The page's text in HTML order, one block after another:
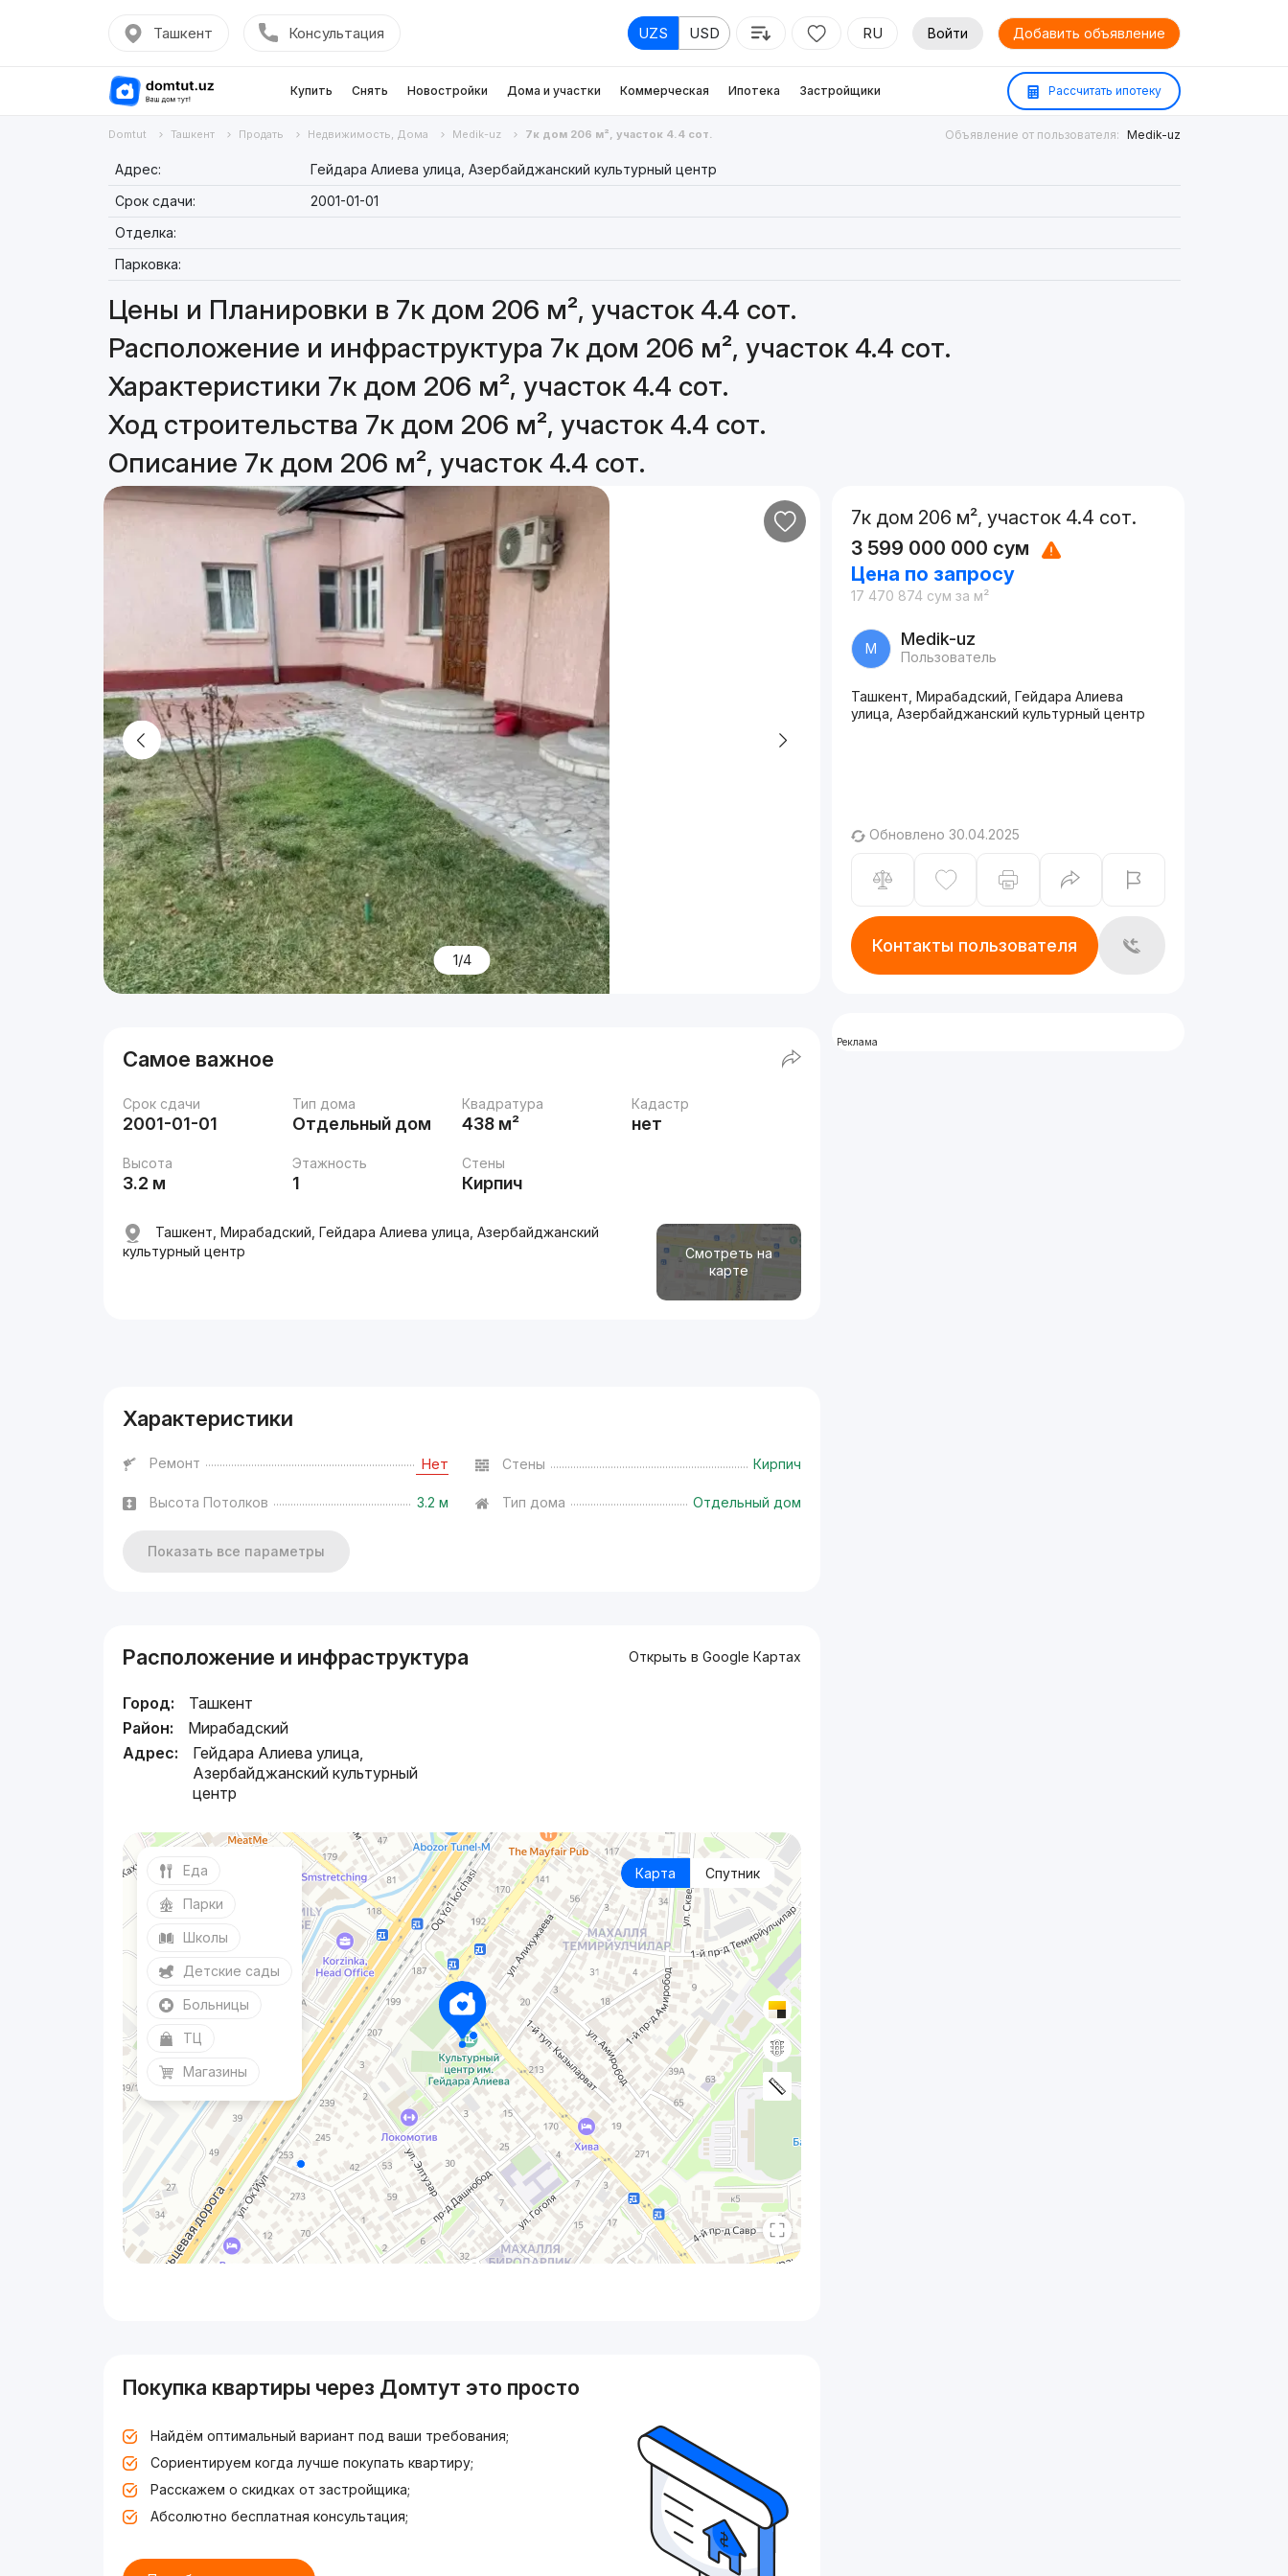
Ташкент Консультация UZS USD RU Войти Добавить объявление
Купить Снять Новостройки Дома и участки Коммерческая Ипотека Застройщики Рассчитать ипотеку
Domtut Ташкент Продать Недвижимость, Дома Medik-uz 7к дом 206 м², участок 4.4 сот. Объявление от пользователя: Medik-uz
Адрес:
Гейдара Алиева улица, Азербайджанский культурный центр
Срок сдачи:
2001-01-01
Отделка:
Парковка:
Цены и Планировки в 7к дом 206 м², участок 4.4 сот.
Расположение и инфраструктура 7к дом 206 м², участок 4.4 сот.
Характеристики 7к дом 206 м², участок 4.4 сот.
Ход строительства 7к дом 206 м², участок 4.4 сот.
Описание 7к дом 206 м², участок 4.4 сот.
1/4
Самое важное
Срок сдачи
2001-01-01
Тип дома
Отдельный дом
Квадратура
438 м²
Кадастр
нет
Высота
3.2 м
Этажность
1
Стены
Кирпич
Смотреть на
карте
Ташкент, Мирабадский, Гейдара Алиева улица, Азербайджанский
культурный центр
Характеристики
Ремонт Нет Стены Кирпич
Высота Потолков 3.2 м Тип дома Отдельный дом
Показать все параметры
Расположение и инфраструктура Открыть в Google Картах
Город:
Ташкент
Район:
Мирабадский
Адрес:
Гейдара Алиева улица,
Азербайджанский культурный
центр
Карта Спутник
Еда
Парки
Школы
Детские сады
Больницы
ТЦ
Магазины
Покупка квартиры через Домтут это просто
Найдём оптимальный вариант под ваши требования;
Сориентируем когда лучше покупать квартиру;
Расскажем о скидках от застройщика;
Абсолютно бесплатная консультация;
7к дом 206 м², участок 4.4 сот.
3 599 000 000 сум
Цена по запросу
17 470 874 сум за м²
M Medik-uz
Пользователь
Ташкент, Мирабадский, Гейдара Алиева
улица, Азербайджанский культурный центр
Обновлено 30.04.2025
Контакты пользователя
Реклама